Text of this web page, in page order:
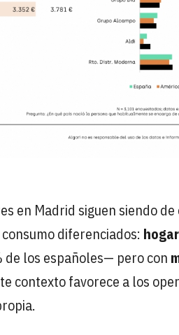
en Madrid siguen siendo
diferenciados:
los españoles— pero con
contexto favorece a los